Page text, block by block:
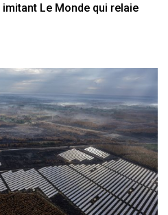
Le Monde qui relaie